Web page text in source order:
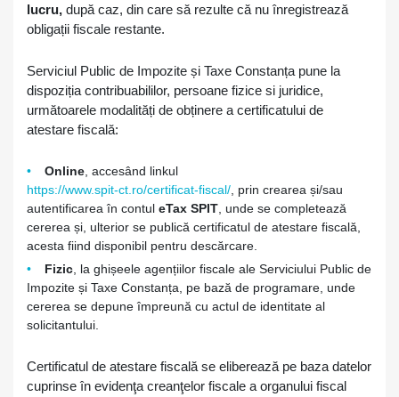
lucru, după caz, din care să rezulte că nu înregistrează
obligații fiscale restante.
Serviciul Public de Impozite și Taxe Constanța pune la
dispoziția contribuabililor, persoane fizice si juridice,
următoarele modalități de obținere a certificatului de
atestare fiscală:
Online , accesând linkul
https://www.spit-ct.ro/certificat-fiscal/ , prin crearea și/sau
autentificarea în contul eTax SPIT , unde se completează
cererea și, ulterior se publică certificatul de atestare fiscală,
acesta fiind disponibil pentru descărcare.
Fizic , la ghișeele agențiilor fiscale ale Serviciului Public de
Impozite și Taxe Constanța, pe bază de programare, unde
cererea se depune împreună cu actul de identitate al
solicitantului.
Certificatul de atestare fiscală se eliberează pe baza datelor
cuprinse în evidenţa creanţelor fiscale a organului fiscal